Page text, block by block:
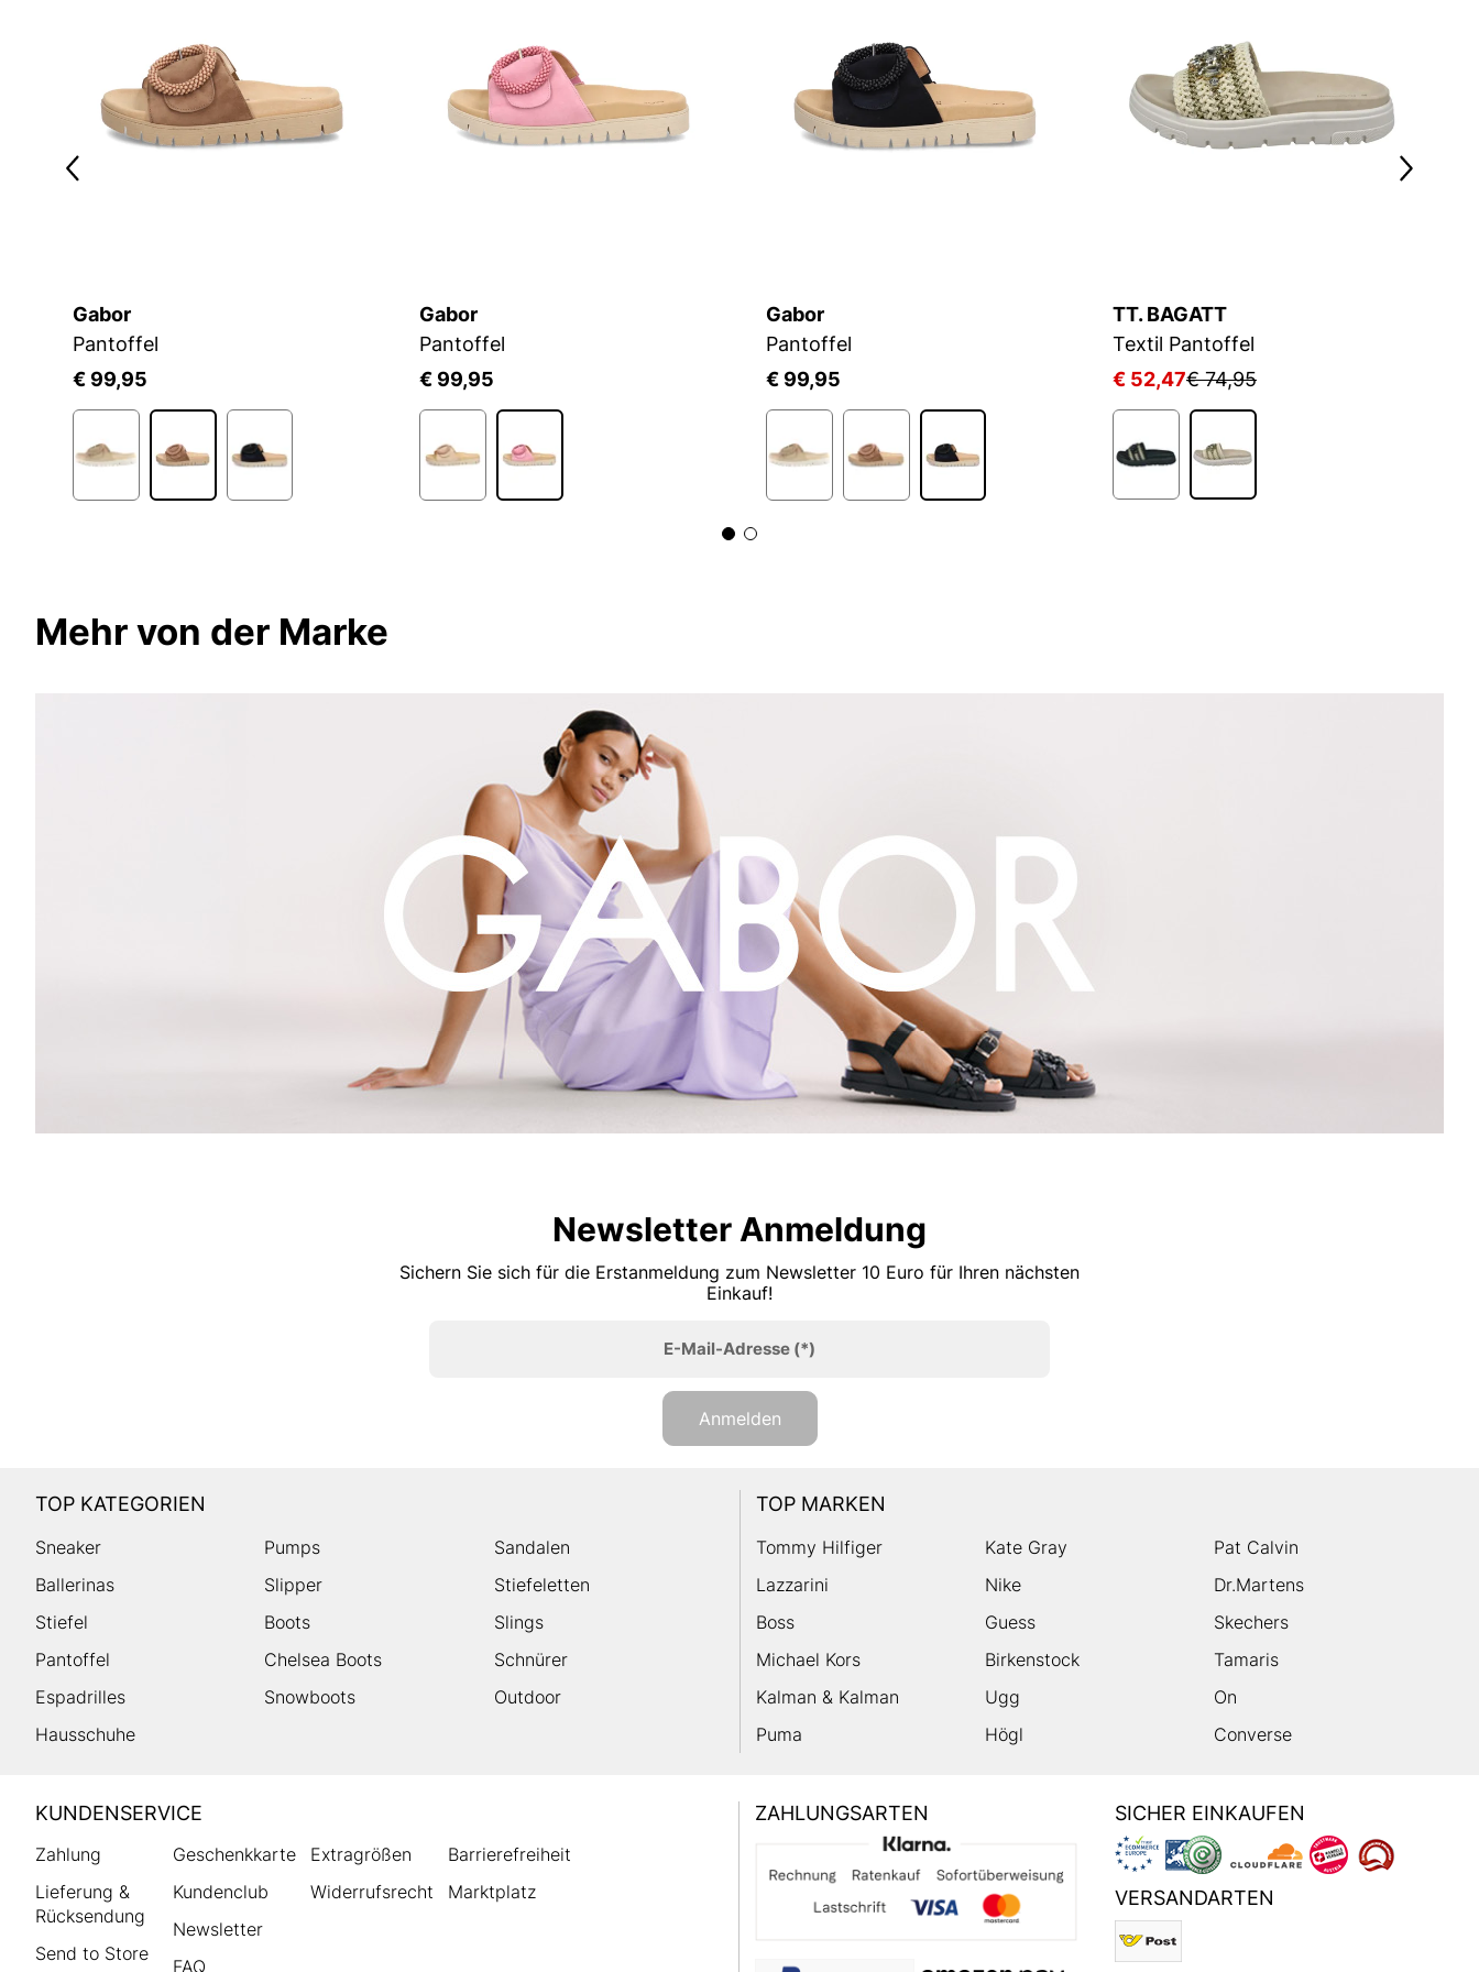
Gabor
Pantoffel
€ 99,95
Gabor
Pantoffel
€ 99,95
Gabor
Pantoffel
€ 99,95
TT. BAGATT
Textil Pantoffel
€ 52,47€ 74,95
Mehr von der Marke
Newsletter Anmeldung
Sichern Sie sich für die Erstanmeldung zum Newsletter 10 Euro für Ihren nächsten
Einkauf!
E-Mail-Adresse(*)
Anmelden
TOP KATEGORIEN
Sneaker Pumps
Sandalen
Ballerinas
Slipper
Stiefeletten
Stiefel
Boots
Slings
Pantoffel
Chelsea Boots
Schnürer
Espadrilles
Snowboots
Outdoor
Hausschuhe
TOP MARKEN
Tommy Hilfiger Kate Gray
Pat Calvin
Lazzarini
Nike
Dr.Martens
Boss
Guess
Skechers
Michael Kors
Birkenstock
Tamaris
Kalman & Kalman
Ugg
On
Puma
Högl Converse
HUMANIC
Footer
KUNDENSERVICE
Zahlung
Lieferung &
Rücksendung
Send to Store
Geschenkkarte
Kundenclub
Newsletter
FAQ
Extragrößen
Widerrufsrecht
Barrierefreiheit
Marktplatz
ZAHLUNGSARTEN SICHER EINKAUFEN
VERSANDARTEN